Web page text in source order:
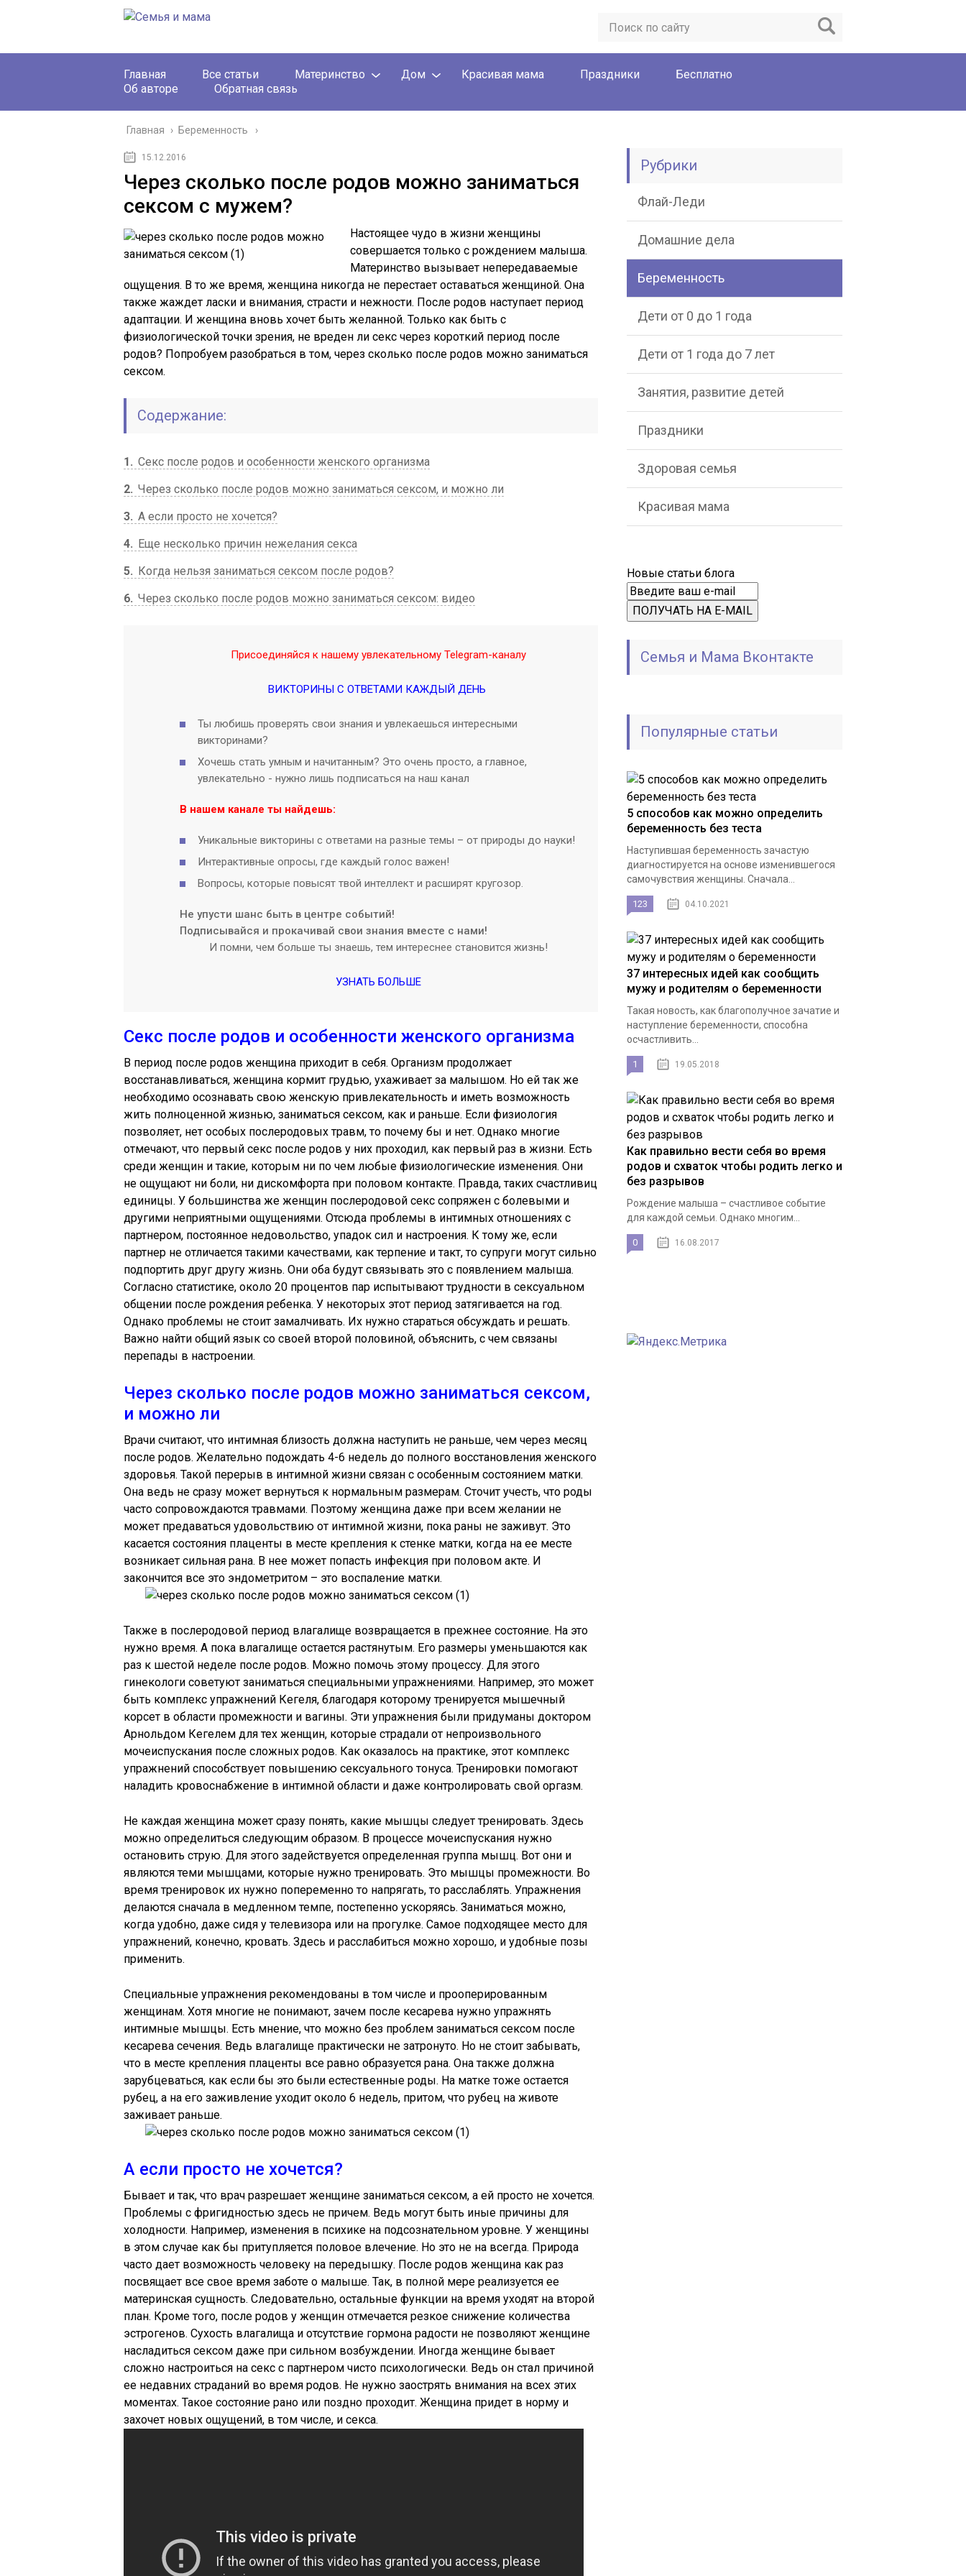
Главная Все статьи Материнство Дом Красивая мама Праздники
Бесплатно
Об авторе
Обратная связь
Главная › Беременность
15.12.2016
Через сколько после родов можно заниматься
сексом с мужем?
Настоящее чудо в жизни женщины
совершается только с рождением малыша.
Материнство вызывает непередаваемые
ощущения. В то же время, женщина никогда не перестает оставаться женщиной. Она
также жаждет ласки и внимания, страсти и нежности. После родов наступает период
адаптации. И женщина вновь хочет быть желанной. Только как быть с
физиологической точки зрения, не вреден ли секс через короткий период после
родов? Попробуем разобраться в том, через сколько после родов можно заниматься
сексом.
Содержание:
1
Секс после родов и особенности женского организма
2 Через сколько после родов можно заниматься сексом, и можно ли
3 А если просто не хочется?
4
Еще несколько причин нежелания секса
5
Когда нельзя заниматься сексом после родов?
6 Через сколько после родов можно заниматься сексом: видео
Присоединяйся к нашему увлекательному Telegram-каналу
ВИКТОРИНЫ С ОТВЕТАМИ КАЖДЫЙ ДЕНЬ
Ты любишь проверять свои знания и увлекаешься интересными
викторинами?
Хочешь стать умным и начитанным? Это очень просто, а главное,
увлекательно - нужно лишь подписаться на наш канал
В нашем канале ты найдешь:
Уникальные викторины с ответами на разные темы – от природы до науки!
Интерактивные опросы, где каждый голос важен!
Вопросы, которые повысят твой интеллект и расширят кругозор.
Не упусти шанс быть в центре событий!
Подписывайся и прокачивай свои знания вместе с нами!
И помни, чем больше ты знаешь, тем интереснее становится жизнь!
УЗНАТЬ БОЛЬШЕ
Секс после родов и особенности женского организма
В период после родов женщина приходит в себя. Организм продолжает
восстанавливаться, женщина кормит грудью, ухаживает за малышом. Но ей так же
необходимо осознавать свою женскую привлекательность и иметь возможность
жить полноценной жизнью, заниматься сексом, как и раньше. Если физиология
позволяет, нет особых послеродовых травм, то почему бы и нет. Однако многие
отмечают, что первый секс после родов у них проходил, как первый раз в жизни. Есть
среди женщин и такие, которым ни по чем любые физиологические изменения. Они
не ощущают ни боли, ни дискомфорта при половом контакте. Правда, таких счастливиц
единицы. У большинства же женщин послеродовой секс сопряжен с болевыми и
другими неприятными ощущениями. Отсюда проблемы в интимных отношениях с
партнером, постоянное недовольство, упадок сил и настроения. К тому же, если
партнер не отличается такими качествами, как терпение и такт, то супруги могут сильно
подпортить друг другу жизнь. Они оба будут связывать это с появлением малыша.
Согласно статистике, около 20 процентов пар испытывают трудности в сексуальном
общении после рождения ребенка. У некоторых этот период затягивается на год.
Однако проблемы не стоит замалчивать. Их нужно стараться обсуждать и решать.
Важно найти общий язык со своей второй половиной, объяснить, с чем связаны
перепады в настроении.
Через сколько после родов можно заниматься сексом,
и можно ли
Врачи считают, что интимная близость должна наступить не раньше, чем через месяц
после родов. Желательно подождать 4-6 недель до полного восстановления женского
здоровья. Такой перерыв в интимной жизни связан с особенным состоянием матки.
Она ведь не сразу может вернуться к нормальным размерам. Сточит учесть, что роды
часто сопровождаются травмами. Поэтому женщина даже при всем желании не
может предаваться удовольствию от интимной жизни, пока раны не заживут. Это
касается состояния плаценты в месте крепления к стенке матки, когда на ее месте
возникает сильная рана. В нее может попасть инфекция при половом акте. И
закончится все это эндометритом – это воспаление матки.
Также в послеродовой период влагалище возвращается в прежнее состояние. На это
нужно время. А пока влагалище остается растянутым. Его размеры уменьшаются как
раз к шестой неделе после родов. Можно помочь этому процессу. Для этого
гинекологи советуют заниматься специальными упражнениями. Например, это может
быть комплекс упражнений Кегеля, благодаря которому тренируется мышечный
корсет в области промежности и вагины. Эти упражнения были придуманы доктором
Арнольдом Кегелем для тех женщин, которые страдали от непроизвольного
мочеиспускания после сложных родов. Как оказалось на практике, этот комплекс
упражнений способствует повышению сексуального тонуса. Тренировки помогают
наладить кровоснабжение в интимной области и даже контролировать свой оргазм.
Не каждая женщина может сразу понять, какие мышцы следует тренировать. Здесь
можно определиться следующим образом. В процессе мочеиспускания нужно
остановить струю. Для этого задействуется определенная группа мышц. Вот они и
являются теми мышцами, которые нужно тренировать. Это мышцы промежности. Во
время тренировок их нужно попеременно то напрягать, то расслаблять. Упражнения
делаются сначала в медленном темпе, постепенно ускоряясь. Заниматься можно,
когда удобно, даже сидя у телевизора или на прогулке. Самое подходящее место для
упражнений, конечно, кровать. Здесь и расслабиться можно хорошо, и удобные позы
применить.
Специальные упражнения рекомендованы в том числе и прооперированным
женщинам. Хотя многие не понимают, зачем после кесарева нужно упражнять
интимные мышцы. Есть мнение, что можно без проблем заниматься сексом после
кесарева сечения. Ведь влагалище практически не затронуто. Но не стоит забывать,
что в месте крепления плаценты все равно образуется рана. Она также должна
зарубцеваться, как если бы это были естественные роды. На матке тоже остается
рубец, а на его заживление уходит около 6 недель, притом, что рубец на животе
заживает раньше.
А если просто не хочется?
Бывает и так, что врач разрешает женщине заниматься сексом, а ей просто не хочется.
Проблемы с фригидностью здесь не причем. Ведь могут быть иные причины для
холодности. Например, изменения в психике на подсознательном уровне. У женщины
в этом случае как бы притупляется половое влечение. Но это не на всегда. Природа
часто дает возможность человеку на передышку. После родов женщина как раз
посвящает все свое время заботе о малыше. Так, в полной мере реализуется ее
материнская сущность. Следовательно, остальные функции на время уходят на второй
план. Кроме того, после родов у женщин отмечается резкое снижение количества
эстрогенов. Сухость влагалища и отсутствие гормона радости не позволяют женщине
насладиться сексом даже при сильном возбуждении. Иногда женщине бывает
сложно настроиться на секс с партнером чисто психологически. Ведь он стал причиной
ее недавних страданий во время родов. Не нужно заострять внимания на всех этих
моментах. Такое состояние рано или поздно проходит. Женщина придет в норму и
захочет новых ощущений, в том числе, и секса.
Рубрики
Флай-Леди
Домашние дела
Беременность
Дети от 0 до 1 года
Дети от 1 года до 7 лет
Занятия, развитие детей
Праздники
Здоровая семья
Красивая мама
Новые статьи блога
ПОЛУЧАТЬ НА E-MAIL
Семья и Мама Вконтакте
Популярные статьи
5 способов как можно определить
беременность без теста
Наступившая беременность зачастую
диагностируется на основе изменившегося
самочувствия женщины. Сначала...
123 04.10.2021
37 интересных идей как сообщить
мужу и родителям о беременности
Такая новость, как благополучное зачатие и
наступление беременности, способна
осчастливить...
1 19.05.2018
Как правильно вести себя во время
родов и схваток чтобы родить легко и
без разрывов
Рождение малыша – счастливое событие
для каждой семьи. Однако многим...
0 16.08.2017